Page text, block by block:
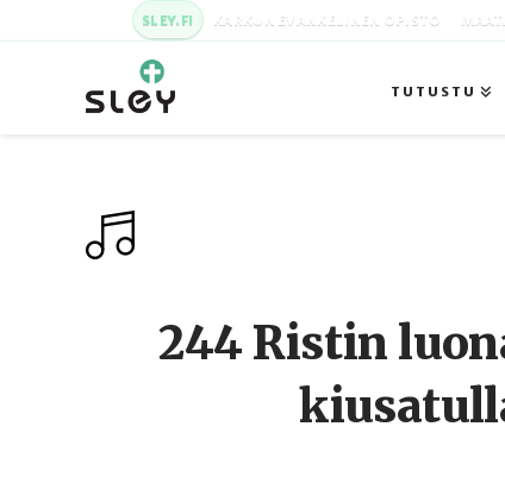
SLEY.FI KARKUN EVANKELINEN OPISTO
TUTUSTU
244 Ristin